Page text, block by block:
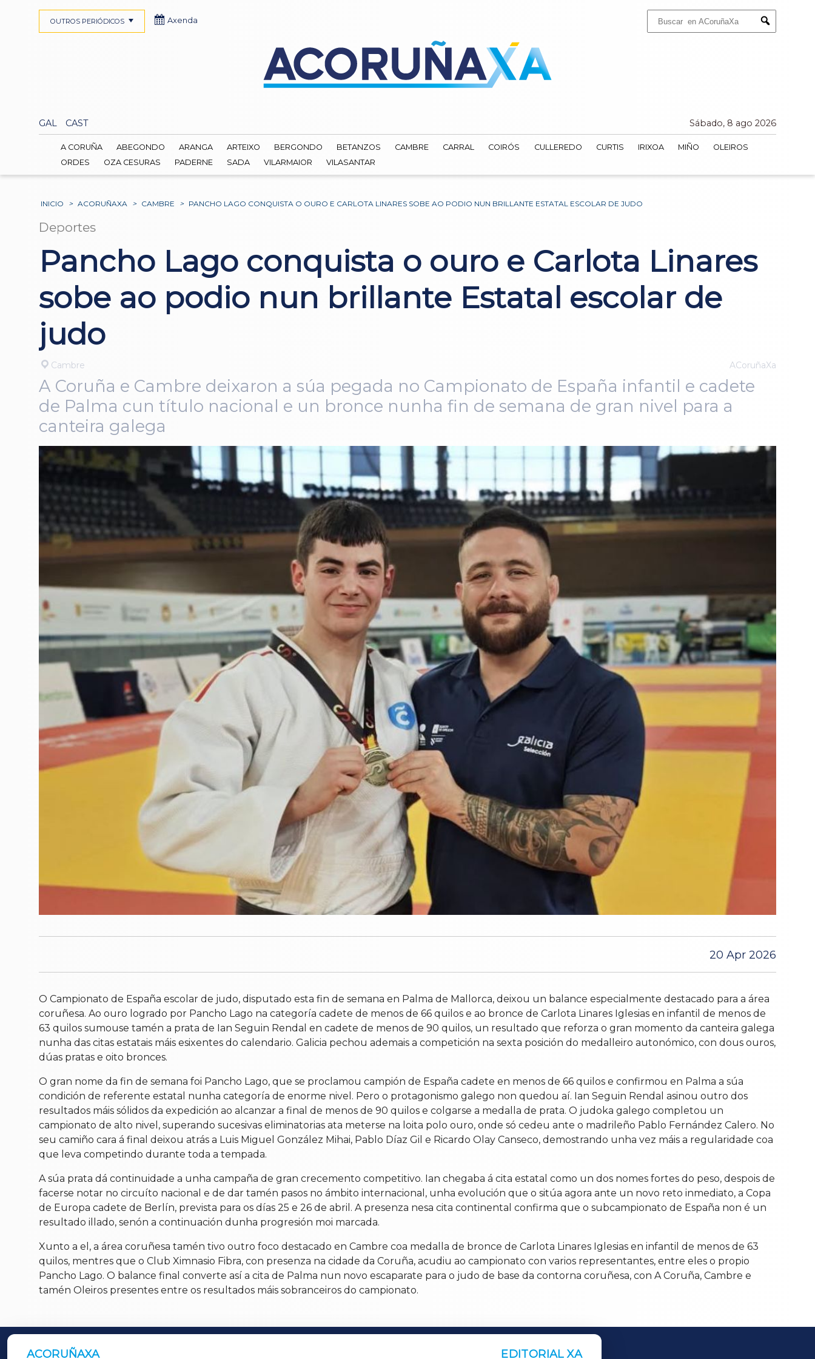
Submit
GAL CAST Sábado, 8 ago 2026
OUTROS PERIÓDICOS Axenda
A CORUÑA ABEGONDO ARANGA ARTEIXO BERGONDO BETANZOS CAMBRE CARRAL COIRÓS CULLEREDO CURTIS IRIXOA MIÑO
OLEIROS
ORDES
OZA CESURAS PADERNE SADA VILARMAIOR VILASANTAR
INICIO > ACORUÑAXA > CAMBRE > PANCHO LAGO CONQUISTA O OURO E CARLOTA LINARES SOBE AO PODIO NUN BRILLANTE ESTATAL ESCOLAR DE JUDO
Deportes
Pancho Lago conquista o ouro e Carlota Linares
sobe ao podio nun brillante Estatal escolar de
judo
Cambre ACoruñaXa
A Coruña e Cambre deixaron a súa pegada no Campionato de España infantil e cadete
de Palma cun título nacional e un bronce nunha fin de semana de gran nivel para a
canteira galega
20 Apr 2026
O Campionato de España escolar de judo, disputado esta fin de semana en Palma de Mallorca, deixou un balance especialmente destacado para a área
coruñesa. Ao ouro logrado por Pancho Lago na categoría cadete de menos de 66 quilos e ao bronce de Carlota Linares Iglesias en infantil de menos de
63 quilos sumouse tamén a prata de Ian Seguin Rendal en cadete de menos de 90 quilos, un resultado que reforza o gran momento da canteira galega
nunha das citas estatais máis esixentes do calendario. Galicia pechou ademais a competición na sexta posición do medalleiro autonómico, con dous ouros,
dúas pratas e oito bronces.
O gran nome da fin de semana foi Pancho Lago, que se proclamou campión de España cadete en menos de 66 quilos e confirmou en Palma a súa
condición de referente estatal nunha categoría de enorme nivel. Pero o protagonismo galego non quedou aí. Ian Seguin Rendal asinou outro dos
resultados máis sólidos da expedición ao alcanzar a final de menos de 90 quilos e colgarse a medalla de prata. O judoka galego completou un
campionato de alto nivel, superando sucesivas eliminatorias ata meterse na loita polo ouro, onde só cedeu ante o madrileño Pablo Fernández Calero. No
seu camiño cara á final deixou atrás a Luis Miguel González Mihai, Pablo Díaz Gil e Ricardo Olay Canseco, demostrando unha vez máis a regularidade coa
que leva competindo durante toda a tempada.
A súa prata dá continuidade a unha campaña de gran crecemento competitivo. Ian chegaba á cita estatal como un dos nomes fortes do peso, despois de
facerse notar no circuíto nacional e de dar tamén pasos no ámbito internacional, unha evolución que o sitúa agora ante un novo reto inmediato, a Copa
de Europa cadete de Berlín, prevista para os días 25 e 26 de abril. A presenza nesa cita continental confirma que o subcampionato de España non é un
resultado illado, senón a continuación dunha progresión moi marcada.
Xunto a el, a área coruñesa tamén tivo outro foco destacado en Cambre coa medalla de bronce de Carlota Linares Iglesias en infantil de menos de 63
quilos, mentres que o Club Ximnasio Fibra, con presenza na cidade da Coruña, acudiu ao campionato con varios representantes, entre eles o propio
Pancho Lago. O balance final converte así a cita de Palma nun novo escaparate para o judo de base da contorna coruñesa, con A Coruña, Cambre e
tamén Oleiros presentes entre os resultados máis sobranceiros do campionato.
ACORUÑAXA EDITORIAL XA
OUTROS PERIÓDICOS